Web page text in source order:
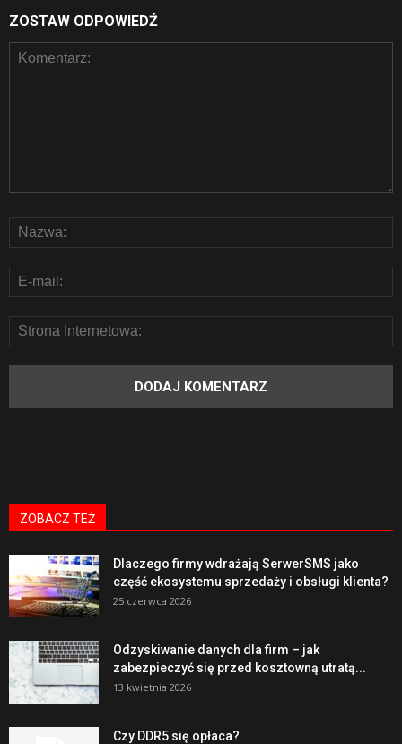
ZOSTAW ODPOWIEDŹ
ZOBACZ TEŻ
Dlaczego firmy wdrażają SerwerSMS jako
część ekosystemu sprzedaży i obsługi klienta?
25 czerwca 2026
Odzyskiwanie danych dla firm – jak
zabezpieczyć się przed kosztowną utratą...
13 kwietnia 2026
Czy DDR5 się opłaca?